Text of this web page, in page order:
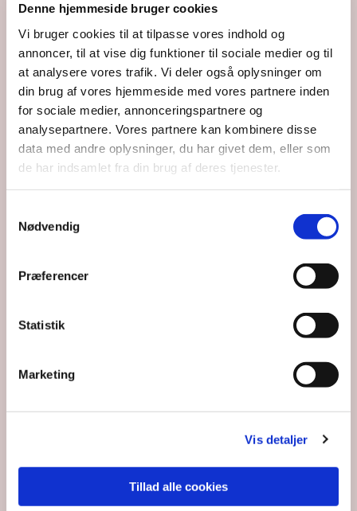
Denne hjemmeside bruger cookies
Vi bruger cookies til at tilpasse vores indhold og
annoncer, til at vise dig funktioner til sociale medier og til
at analysere vores trafik. Vi deler også oplysninger om
din brug af vores hjemmeside med vores partnere inden
for sociale medier, annonceringspartnere og
analysepartnere. Vores partnere kan kombinere disse
data med andre oplysninger, du har givet dem, eller som
de har indsamlet fra din brug af deres tjenester.
Nødvendig
Præferencer
Statistik
Marketing
Vis detaljer
Tillad alle cookies
Du vil måske også kunne lide...